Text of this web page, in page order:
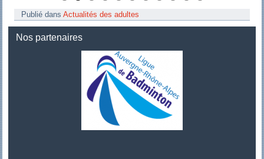
Publié dans Actualités des adultes
Nos partenaires